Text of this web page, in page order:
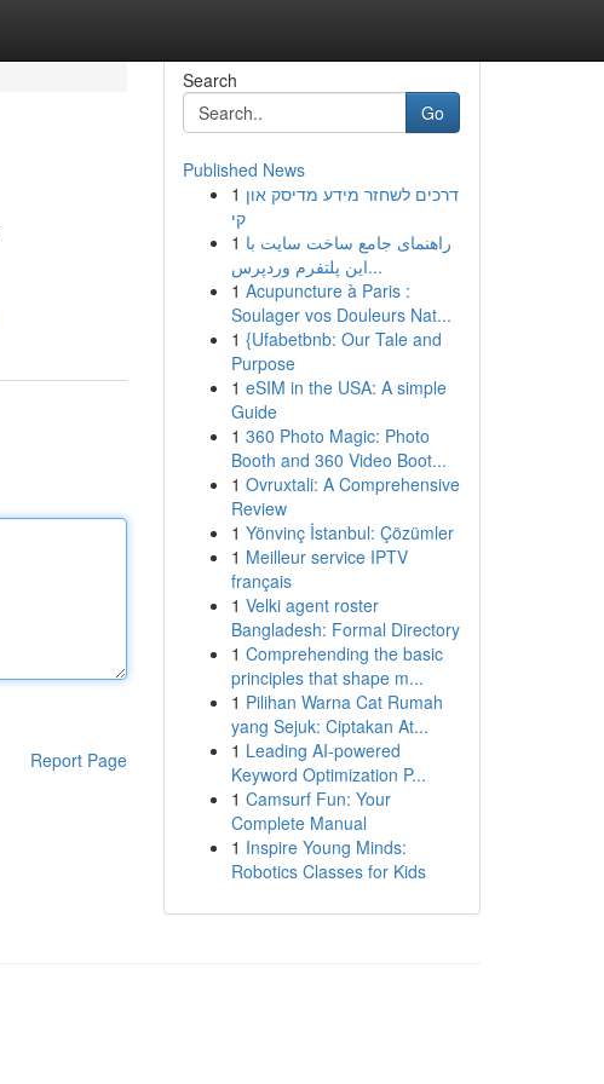
Report Page
Search
Go
Published News
1 דרכים לשחזר מידע מדיסק און
קי
1 راهنمای جامع ساخت سایت با
این پلتفرم وردپرس...
1 Acupuncture à Paris :
Soulager vos Douleurs Nat...
1 {Ufabetbnb: Our Tale and
Purpose
1 eSIM in the USA: A simple
Guide
1 360 Photo Magic: Photo
Booth and 360 Video Boot...
1 Ovruxtali: A Comprehensive
Review
1 Yönvinç İstanbul: Çözümler
1 Meilleur service IPTV
français
1 Velki agent roster
Bangladesh: Formal Directory
1 Comprehending the basic
principles that shape m...
1 Pilihan Warna Cat Rumah
yang Sejuk: Ciptakan At...
1 Leading AI-powered
Keyword Optimization P...
1 Camsurf Fun: Your
Complete Manual
1 Inspire Young Minds:
Robotics Classes for Kids